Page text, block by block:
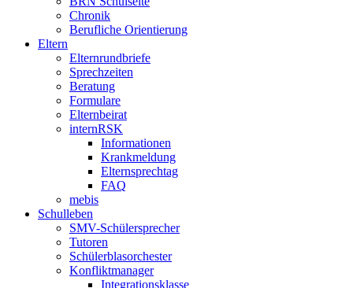
Chronik
Berufliche Orientierung
Eltern
Elternrundbriefe
Sprechzeiten
Beratung
Formulare
Elternbeirat
internRSK
Informationen
Krankmeldung
Elternsprechtag
FAQ
mebis
Schulleben
SMV-Schülersprecher
Tutoren
Schülerblasorchester
Konfliktmanager
Integrationsklasse